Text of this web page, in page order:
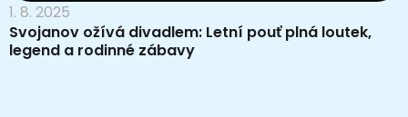
1. 8. 2025
Svojanov ožívá divadlem: Letní pouť plná loutek,
legend a rodinné zábavy